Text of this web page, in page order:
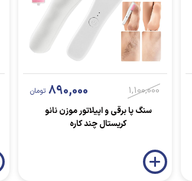
1,100,000
890,000 تومان
سنگ پا برقی و اپیلاتور موزن نانو
کریستال چند کاره